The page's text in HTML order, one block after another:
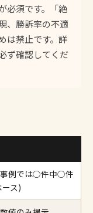
必須です。「絶
、勝訴率の不適
は禁止です。詳
ず確認してくだ
事例では○件中○件
ス)